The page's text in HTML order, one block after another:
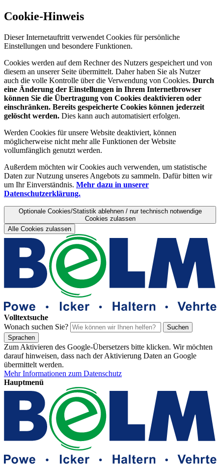
Cookie-Hinweis
Dieser Internetauftritt verwendet Cookies für persönliche
Einstellungen und besondere Funktionen.
Cookies werden auf dem Rechner des Nutzers gespeichert und von
diesem an unserer Seite übermittelt. Daher haben Sie als Nutzer
auch die volle Kontrolle über die Verwendung von Cookies. Durch
eine Änderung der Einstellungen in Ihrem Internetbrowser
können Sie die Übertragung von Cookies deaktivieren oder
einschränken. Bereits gespeicherte Cookies können jederzeit
gelöscht werden. Dies kann auch automatisiert erfolgen.
Werden Cookies für unsere Website deaktiviert, können
möglicherweise nicht mehr alle Funktionen der Website
vollumfänglich genutzt werden.
Außerdem möchten wir Cookies auch verwenden, um statistische
Daten zur Nutzung unseres Angebots zu sammeln. Dafür bitten wir
um Ihr Einverständnis. Mehr dazu in unserer
Datenschutzerklärung.
Optionale Cookies/Statistik ablehnen / nur technisch notwendige
Cookies zulassen
Alle Cookies zulassen
Volltextsuche
Wonach suchen Sie?
Suchen
Sprachen
Zum Aktivieren des Google-Übersetzers bitte klicken. Wir möchten
darauf hinweisen, dass nach der Aktivierung Daten an Google
übermittelt werden.
Mehr Informationen zum Datenschutz
Hauptmenü